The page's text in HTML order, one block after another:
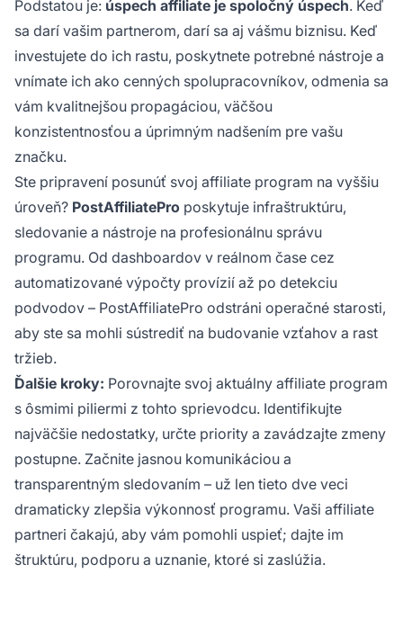
Podstatou je: úspech affiliate je spoločný úspech. Keď
sa darí vašim partnerom, darí sa aj vášmu biznisu. Keď
investujete do ich rastu, poskytnete potrebné nástroje a
vnímate ich ako cenných spolupracovníkov, odmenia sa
vám kvalitnejšou propagáciou, väčšou
konzistentnosťou a úprimným nadšením pre vašu
značku.
Ste pripravení posunúť svoj affiliate program na vyššiu
úroveň? PostAffiliatePro poskytuje infraštruktúru,
sledovanie a nástroje na profesionálnu správu
programu. Od dashboardov v reálnom čase cez
automatizované výpočty provízií až po detekciu
podvodov – PostAffiliatePro odstráni operačné starosti,
aby ste sa mohli sústrediť na budovanie vzťahov a rast
tržieb.
Ďalšie kroky: Porovnajte svoj aktuálny affiliate program
s ôsmimi piliermi z tohto sprievodcu. Identifikujte
najväčšie nedostatky, určte priority a zavádzajte zmeny
postupne. Začnite jasnou komunikáciou a
transparentným sledovaním – už len tieto dve veci
dramaticky zlepšia výkonnosť programu. Vaši affiliate
partneri čakajú, aby vám pomohli uspieť; dajte im
štruktúru, podporu a uznanie, ktoré si zaslúžia.